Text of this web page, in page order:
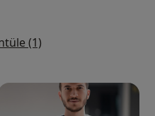
tedavi metotları ve
yapmaktadır.
(1)